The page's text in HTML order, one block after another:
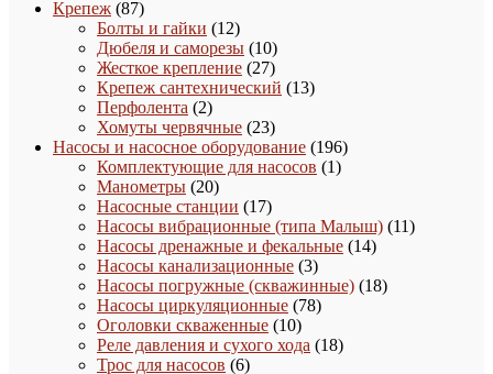
Крепеж 8787
товаров
Болты и гайки 1212
товаров
Дюбеля и саморезы 1010
товаров
Жесткое крепление 2727
товаров
Крепеж сантехнический 1313
Перфолента 22
товара
Хомуты червячные 2323
товара
Насосы и насосное оборудование 196196
Комплектующие для насосов 11
Манометры 2020
товаров
Насосные станции 1717
товаров
Насосы вибрационные (типа Малыш) 1111
Насосы дренажные и фекальные 1414
Насосы канализационные 33
товара
Насосы погружные (скважинные) 1818
Насосы циркуляционные 7878
Оголовки скваженные 1010
товаров
Реле давления и сухого хода 1818
Трос для насосов 66